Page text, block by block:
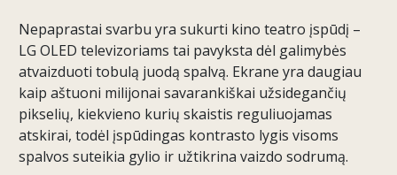
Nepaprastai svarbu yra sukurti kino teatro įspūdį –
LG OLED televizoriams tai pavyksta dėl galimybės
atvaizduoti tobulą juodą spalvą. Ekrane yra daugiau
kaip aštuoni milijonai savarankiškai užsidegančių
pikselių, kiekvieno kurių skaistis reguliuojamas
atskirai, todėl įspūdingas kontrasto lygis visoms
spalvos suteikia gylio ir užtikrina vaizdo sodrumą.